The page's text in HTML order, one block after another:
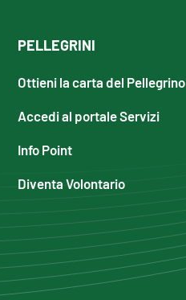
PELLEGRINI
Ottieni la carta del Pellegrino
Accedi al portale Servizi
Info Point
Diventa Volontario